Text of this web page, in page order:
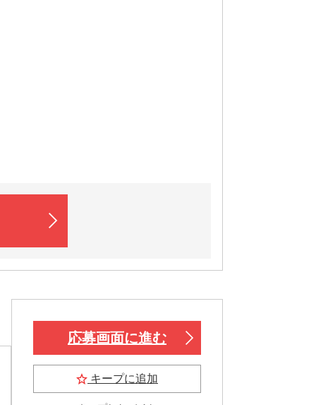
応募画面に進む
キープに追加